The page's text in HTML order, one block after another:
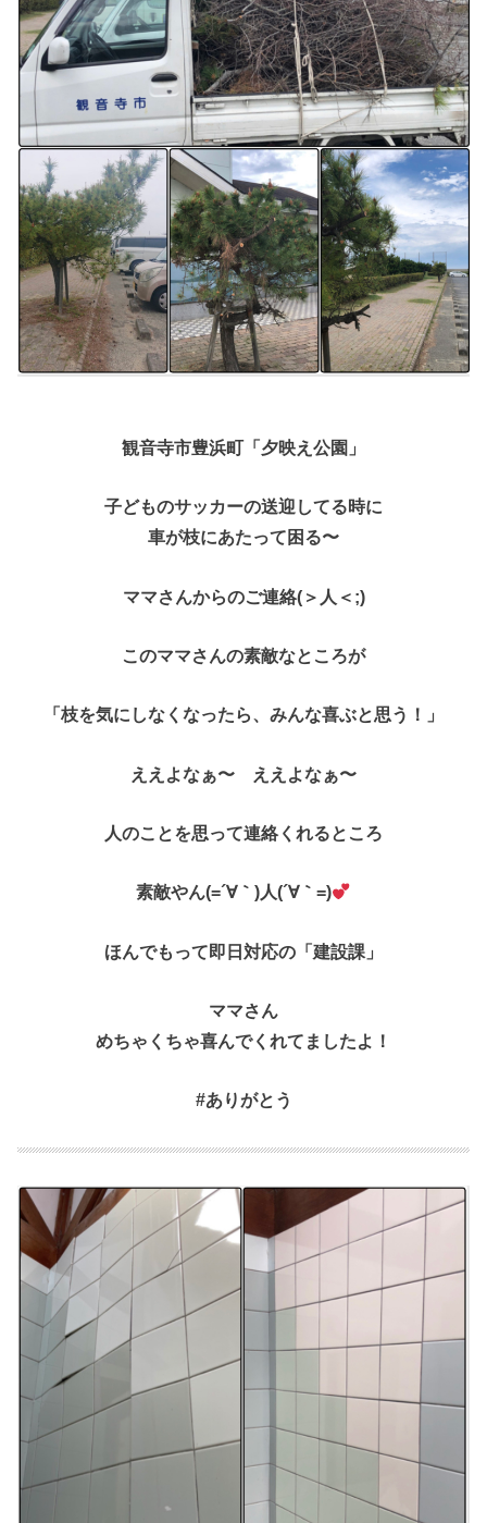
観音寺市豊浜町「夕映え公園」
子どものサッカーの送迎してる時に
車が枝にあたって困る〜
ママさんからのご連絡(＞人＜;)
このママさんの素敵なところが
「枝を気にしなくなったら、みんな喜ぶと思う！」
ええよなぁ〜 ええよなぁ〜
人のことを思って連絡くれるところ
素敵やん(=´∀｀)人(´∀｀=)
ほんでもって即日対応の「建設課」
ママさん
めちゃくちゃ喜んでくれてましたよ！
#ありがとう